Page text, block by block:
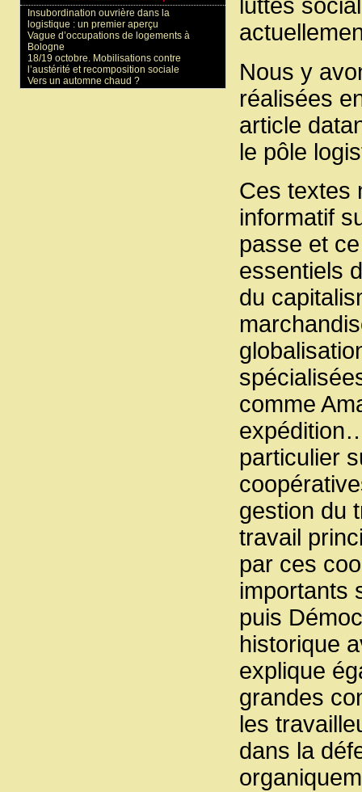
luttes
Nous y
réalisées
article
le pôle
Ces textes
informatif
passe et
essentiels
du
comme
particulier
gestion du
travail
par ces
importants
puis
historique
explique
grandes
les
dans la
Insubordination ouvrière dans la
logistique : un premier aperçu
Vague d’occupations de logements à
Bologne
18/19 octobre. Mobilisations contre
l’austérité et recomposition sociale
Vers un automne chaud ?